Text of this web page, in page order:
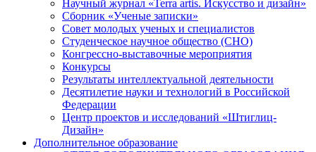
Научный журнал «Terra artis. Искусство и дизайн»
Сборник «Ученые записки»
Совет молодых ученых и специалистов
Студенческое научное общество (СНО)
Конгрессно-выставочные мероприятия
Конкурсы
Результаты интеллектуальной деятельности
Десятилетие науки и технологий в Российской
Федерации
Центр проектов и исследований «Штиглиц-
Дизайн»
Дополнительное образование